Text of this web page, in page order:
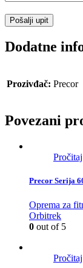
Dodatne
Prozivđač: Precor
Povezani
Precor Serija
Oprema za
Orbitrek
0 out of 5